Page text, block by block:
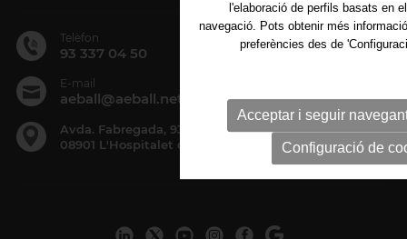
Telèfon
93 337 04 50
E-mail
aeball@aeball.net
Avda. Fabregada, 93, 1º 3ª, Esc. Derecha
08901 L'Hospitalet de Llobregat . BCN
l'elaboració de perfils basats en
navegació. Pots obtenir més
preferències des de
Acceptar i seguir
Configuració de